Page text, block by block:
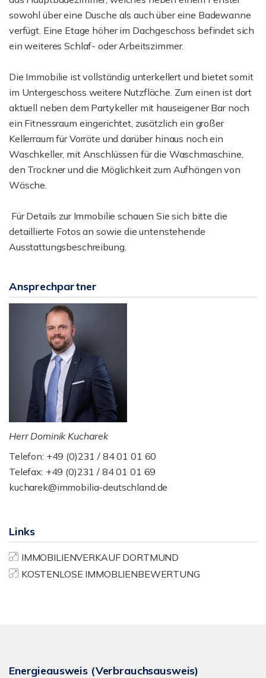
sowohl über eine Dusche als auch über eine Badewanne
verfügt. Eine Etage höher im Dachgeschoss befindet sich
ein weiteres Schlaf- oder Arbeitszimmer.
Die Immobilie ist vollständig unterkellert und bietet somit
im Untergeschoss weitere Nutzfläche. Zum einen ist dort
aktuell neben dem Partykeller mit hauseigener Bar noch
ein Fitnessraum eingerichtet, zusätzlich ein großer
Kellerraum für Vorräte und darüber hinaus noch ein
Waschkeller, mit Anschlüssen für die Waschmaschine,
den Trockner und die Möglichkeit zum Aufhängen von
Wäsche.
Für Details zur Immobilie schauen Sie sich bitte die
detaillierte Fotos an sowie die untenstehende
Ausstattungsbeschreibung.
Ansprechpartner
Herr Dominik Kucharek
Telefon: +49 (0)231 / 84 01 01 60
Telefax: +49 (0)231 / 84 01 01 69
kucharek@immobilia-deutschland.de
Links
IMMOBILIENVERKAUF DORTMUND
KOSTENLOSE IMMOBLIENBEWERTUNG
Energieausweis (Verbrauchsausweis)